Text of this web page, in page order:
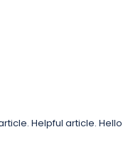
Helpful article. Hello